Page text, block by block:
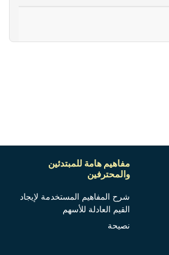
مفاهيم هامة للمبتدئين
والمحترفين
شرح المفاهيم المستخدمة لإيجاد
القيم العادلة للأسهم
نصيحة